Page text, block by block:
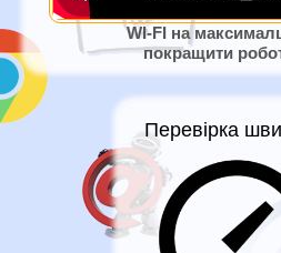
WI-FI на
покращити
Перевірка